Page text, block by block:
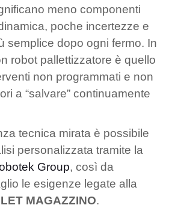
meno componenti
poche incertezze e
semplice dopo ogni fermo. In
robot pallettizzatore è quello
non programmati e non
a “salvare” continuamente
tecnica mirata è possibile
personalizzata tramite la
Group, così da
le esigenze legate alla
MAGAZZINO.